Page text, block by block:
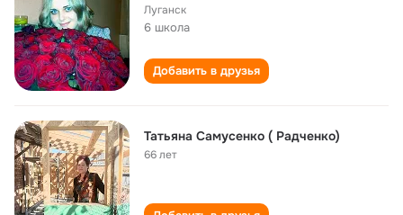
Луганск
6 школа
Добавить в друзья
Татьяна Самусенко ( Радченко)
66 лет